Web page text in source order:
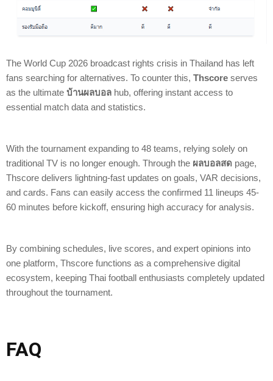
The World Cup 2026 broadcast rights crisis in Thailand has left
fans searching for alternatives. To counter this, Thscore serves
as the ultimate บ้านผลบอล hub, offering instant access to
essential match data and statistics.
With the tournament expanding to 48 teams, relying solely on
traditional TV is no longer enough. Through the ผลบอลสด page,
Thscore delivers lightning-fast updates on goals, VAR decisions,
and cards. Fans can easily access the confirmed 11 lineups 45-
60 minutes before kickoff, ensuring high accuracy for analysis.
By combining schedules, live scores, and expert opinions into
one platform, Thscore functions as a comprehensive digital
ecosystem, keeping Thai football enthusiasts completely updated
throughout the tournament.
FAQ